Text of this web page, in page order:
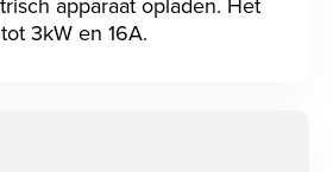
3kW en 16A.